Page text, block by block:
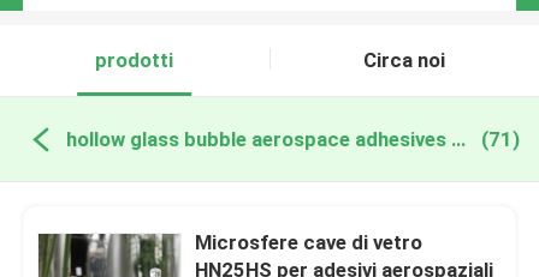
prodotti Circa noi
hollow glass bubble aerospace adhesives produzione online (71)
Microsfere cave di vetro
HN25HS per adesivi aerospaziali